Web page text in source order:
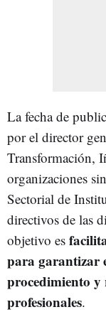
La fecha de
por el director
Transformación,
organizaciones
Sectorial de
directivos de las
objetivo es
para garantizar
procedimiento y
profesionales.